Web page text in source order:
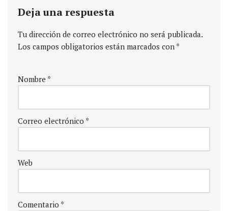
Deja una respuesta
Tu dirección de correo electrónico no será publicada.
Los campos obligatorios están marcados con *
Nombre *
Correo electrónico *
Web
Comentario *